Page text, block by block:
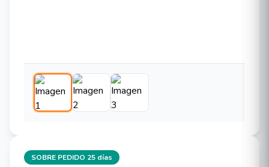
SOBRE PEDIDO 25 días